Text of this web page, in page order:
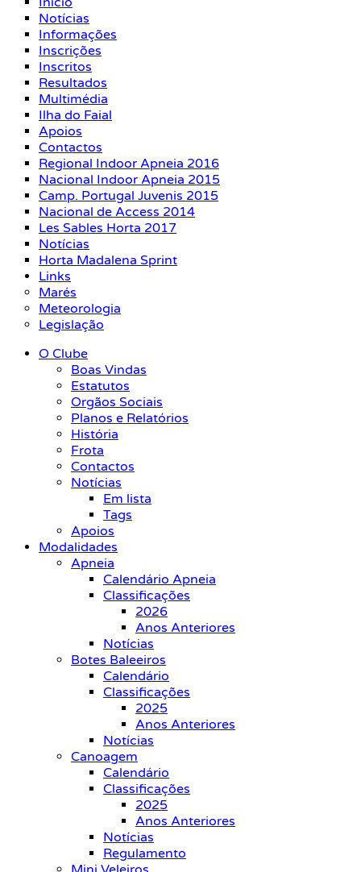
Notícias
Informações
Inscrições
Inscritos
Resultados
Multimédia
Ilha do Faial
Apoios
Contactos
Regional Indoor Apneia 2016
Nacional Indoor Apneia 2015
Camp. Portugal Juvenis 2015
Nacional de Access 2014
Les Sables Horta 2017
Notícias
Horta Madalena Sprint
Links
Marés
Meteorologia
Legislação
O Clube
Boas Vindas
Estatutos
Orgãos Sociais
Planos e Relatórios
História
Frota
Contactos
Notícias
Em lista
Tags
Apoios
Modalidades
Apneia
Calendário Apneia
Classificações
2026
Anos Anteriores
Notícias
Botes Baleeiros
Calendário
Classificações
2025
Anos Anteriores
Notícias
Canoagem
Calendário
Classificações
2025
Anos Anteriores
Notícias
Regulamento